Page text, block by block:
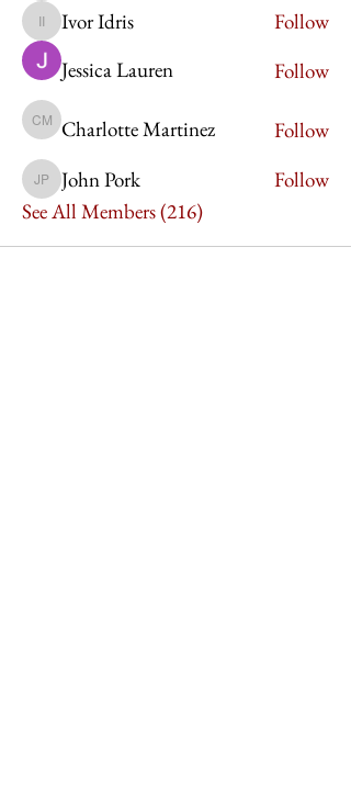
Ivor Idris
Ivor Idris
Follow
Jessica Lauren
Follow
Charlotte Martinez
Charlotte Martinez Follow
John Pork
John Pork
Follow
See All Members (216)